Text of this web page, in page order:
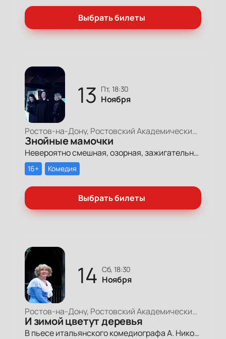
Выбрать билеты
13 пт, 18:30
Ноября
Ростов-на-Дону, Ростовский Академический Театр Драмы, Малая сцена
Знойные мамочки
Невероятно смешная, озорная, зажигательная комедия – о том, как две прекрасные леди степенного возраста вовсе не торопятся остепеняться, и подают своим уже взрослым детям отличный пример, как жить на полную катушку.
16+ Комедия
Выбрать билеты
14 сб, 18:30
Ноября
Ростов-на-Дону, Ростовский Академический Театр Драмы, Большая сцена
И зимой цветут деревья
В пьесе итальянского комедиографа А. Николаи рассказывается история любви двух немолодых людей — Ноэми и Ненила, которых на склоне жизни судьба оставила одинокими, брошенными собственными детьми в доме престарелых.